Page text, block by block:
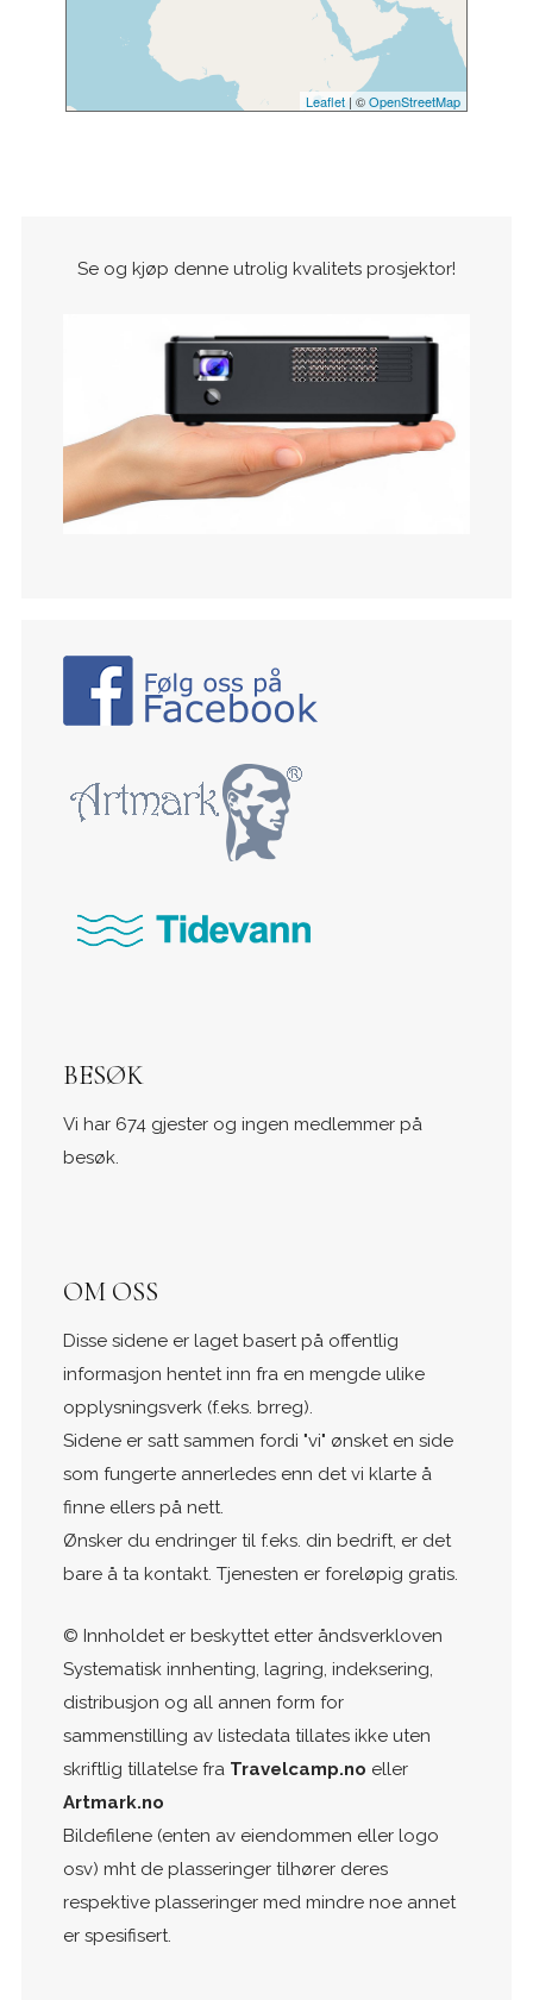
Leaflet | ©OpenStreetMap
Se og kjøp denne utrolig kvalitets prosjektor!
BESØK
Vi har 674 gjester og ingen medlemmer på
besøk.
OM OSS
Disse sidene er laget basert på offentlig
informasjon hentet inn fra en mengde ulike
opplysningsverk (f.eks. brreg).
Sidene er satt sammen fordi "vi" ønsket en side
som fungerte annerledes enn det vi klarte å
finne ellers på nett.
Ønsker du endringer til f.eks. din bedrift, er det
bare å ta kontakt. Tjenesten er foreløpig gratis.
© Innholdet er beskyttet etter åndsverkloven
Systematisk innhenting, lagring, indeksering,
distribusjon og all annen form for
sammenstilling av listedata tillates ikke uten
skriftlig tillatelse fra Travelcamp.no eller
Artmark.no
Bildefilene (enten av eiendommen eller logo
osv) mht de plasseringer tilhører deres
respektive plasseringer med mindre noe annet
er spesifisert.